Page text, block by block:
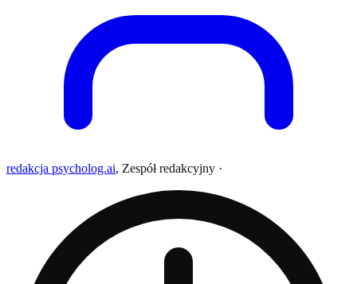
redakcja psycholog.ai, Zespół redakcyjny ·